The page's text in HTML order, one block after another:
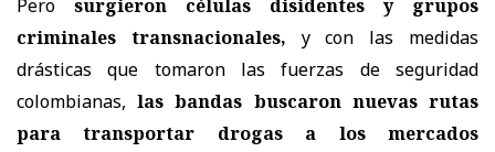
Pero surgieron células disidentes y grupos
criminales transnacionales, y con las medidas
drásticas que tomaron las fuerzas de seguridad
colombianas, las bandas buscaron nuevas rutas
para transportar drogas a los mercados